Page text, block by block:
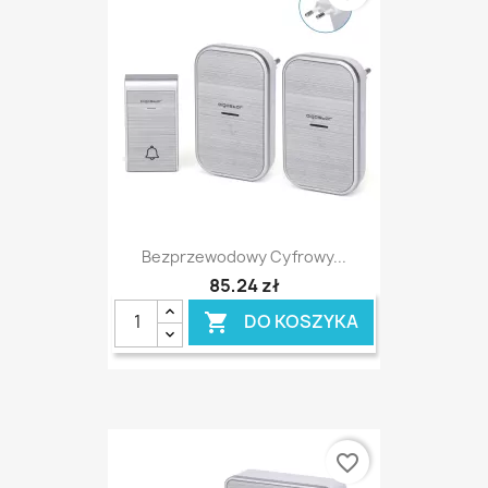
Bezprzewodowy Cyfrowy...
85,24 zł
 DO KOSZYKA
favorite_border